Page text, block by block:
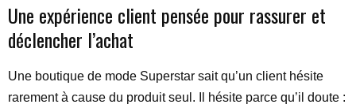
Une expérience client pensée pour rassurer et
déclencher l’achat
Une boutique de mode Superstar sait qu’un client hésite
rarement à cause du produit seul. Il hésite parce qu’il doute :